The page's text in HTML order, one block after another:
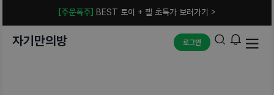
[주문폭주] BEST 토이 + 젤 초특가 보러가기 >
자기만의방 로그인